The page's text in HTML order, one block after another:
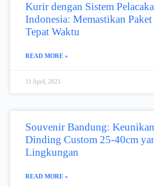
Kurir dengan Sistem
Indonesia: Memastikan
Tepat Waktu
READ MORE »
11 April, 2023
Souvenir Bandung:
Dinding Custom 25-40cm
Lingkungan
READ MORE »